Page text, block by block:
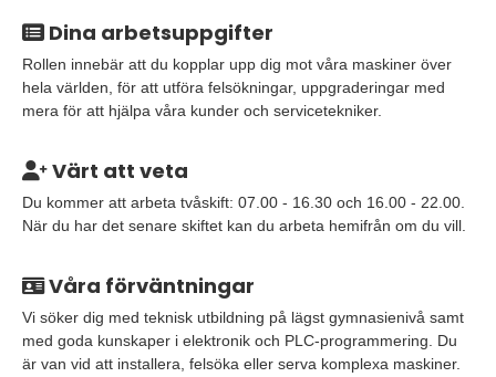
Dina arbetsuppgifter
Rollen innebär att du kopplar upp dig mot våra maskiner över
hela världen, för att utföra felsökningar, uppgraderingar med
mera för att hjälpa våra kunder och servicetekniker.
Värt att veta
Du kommer att arbeta tvåskift: 07.00 - 16.30 och 16.00 - 22.00.
När du har det senare skiftet kan du arbeta hemifrån om du vill.
Våra förväntningar
Vi söker dig med teknisk utbildning på lägst gymnasienivå samt
med goda kunskaper i elektronik och PLC-programmering. Du
är van vid att installera, felsöka eller serva komplexa maskiner.